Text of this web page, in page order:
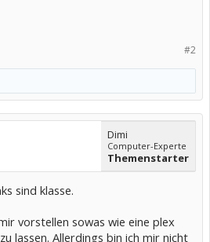
#2
Dimi
Computer-Experte
Themenstarter
sind klasse.
vorstellen sowas wie eine plex
lassen. Allerdings bin ich mir nicht